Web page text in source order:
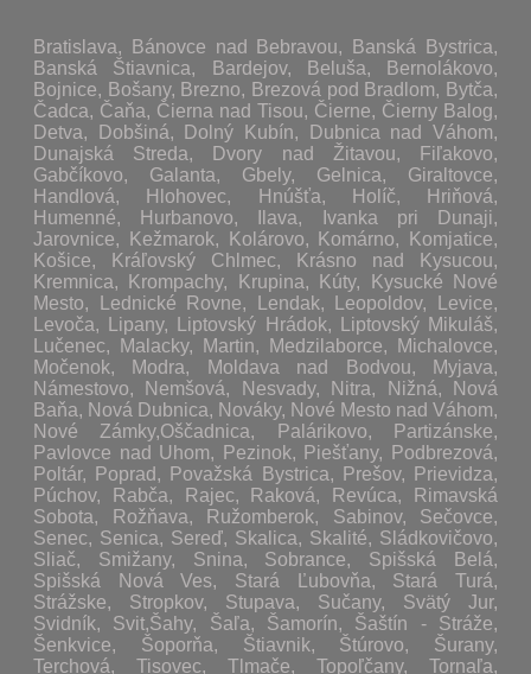
Bratislava, Bánovce nad Bebravou, Banská Bystrica,
Banská Štiavnica, Bardejov, Beluša, Bernolákovo,
Bojnice, Bošany, Brezno, Brezová pod Bradlom, Bytča,
Čadca, Čaňa, Čierna nad Tisou, Čierne, Čierny Balog,
Detva, Dobšiná, Dolný Kubín, Dubnica nad Váhom,
Dunajská Streda, Dvory nad Žitavou, Fiľakovo,
Gabčíkovo, Galanta, Gbely, Gelnica, Giraltovce,
Handlová, Hlohovec, Hnúšťa, Holíč, Hriňová,
Humenné, Hurbanovo, Ilava, Ivanka pri Dunaji,
Jarovnice, Kežmarok, Kolárovo, Komárno, Komjatice,
Košice, Kráľovský Chlmec, Krásno nad Kysucou,
Kremnica, Krompachy, Krupina, Kúty, Kysucké Nové
Mesto, Lednické Rovne, Lendak, Leopoldov, Levice,
Levoča, Lipany, Liptovský Hrádok, Liptovský Mikuláš,
Lučenec, Malacky, Martin, Medzilaborce, Michalovce,
Močenok, Modra, Moldava nad Bodvou, Myjava,
Námestovo, Nemšová, Nesvady, Nitra, Nižná, Nová
Baňa, Nová Dubnica, Nováky, Nové Mesto nad Váhom,
Nové Zámky,Oščadnica, Palárikovo, Partizánske,
Pavlovce nad Uhom, Pezinok, Piešťany, Podbrezová,
Poltár, Poprad, Považská Bystrica, Prešov, Prievidza,
Púchov, Rabča, Rajec, Raková, Revúca, Rimavská
Sobota, Rožňava, Ružomberok, Sabinov, Sečovce,
Senec, Senica, Sereď, Skalica, Skalité, Sládkovičovo,
Sliač, Smižany, Snina, Sobrance, Spišská Belá,
Spišská Nová Ves, Stará Ľubovňa, Stará Turá,
Strážske, Stropkov, Stupava, Sučany, Svätý Jur,
Svidník, Svit,Šahy, Šaľa, Šamorín, Šaštín - Stráže,
Šenkvice, Šoporňa, Štiavnik, Štúrovo, Šurany,
Terchová, Tisovec, Tlmače, Topoľčany, Tornaľa,